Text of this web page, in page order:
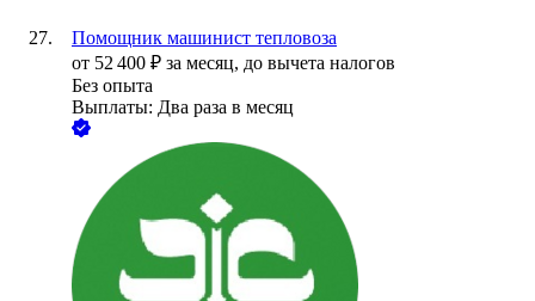
Помощник машинист тепловоза
от 52 400 ₽ за месяц, до вычета налогов
Без опыта
Выплаты: Два раза в месяц